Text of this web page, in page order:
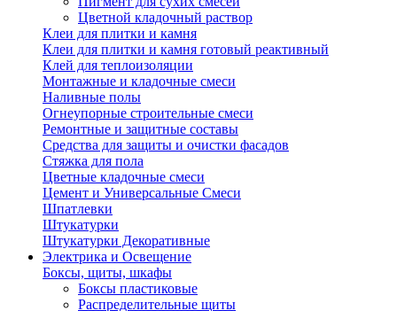
Цветной кладочный раствор
Клеи для плитки и камня
Клеи для плитки и камня готовый реактивный
Клей для теплоизоляции
Монтажные и кладочные смеси
Наливные полы
Огнеупорные строительные смеси
Ремонтные и защитные составы
Средства для защиты и очистки фасадов
Стяжка для пола
Цветные кладочные смеси
Цемент и Универсальные Смеси
Шпатлевки
Штукатурки
Штукатурки Декоративные
Электрика и Освещение
Боксы, щиты, шкафы
Боксы пластиковые
Распределительные щиты